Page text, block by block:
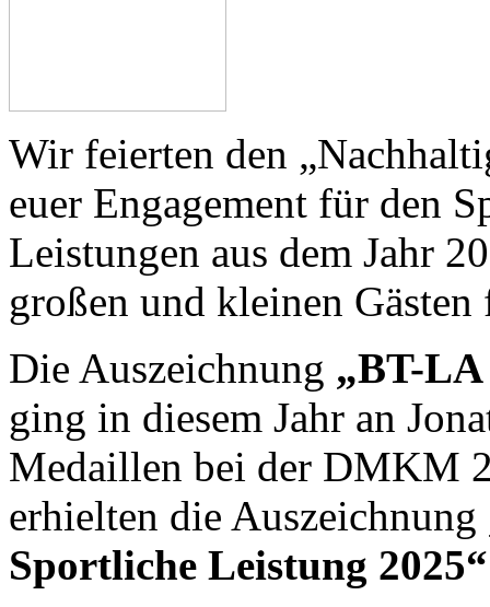
Wir feierten den
euer Engagement für den
Leistungen aus dem Jahr
großen und kleinen
Die Auszeichnung „BT-LA
ging in diesem Jahr an
Medaillen bei der DMKM
erhielten die Auszeichnung
Sportliche Leistung 2025“